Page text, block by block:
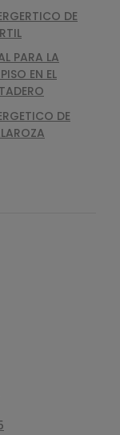
DE
PARA LA
EN EL
DE